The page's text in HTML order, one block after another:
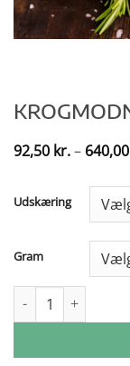
92,50 kr.– 640,00
Udskæring
Gram
Krogmodnet